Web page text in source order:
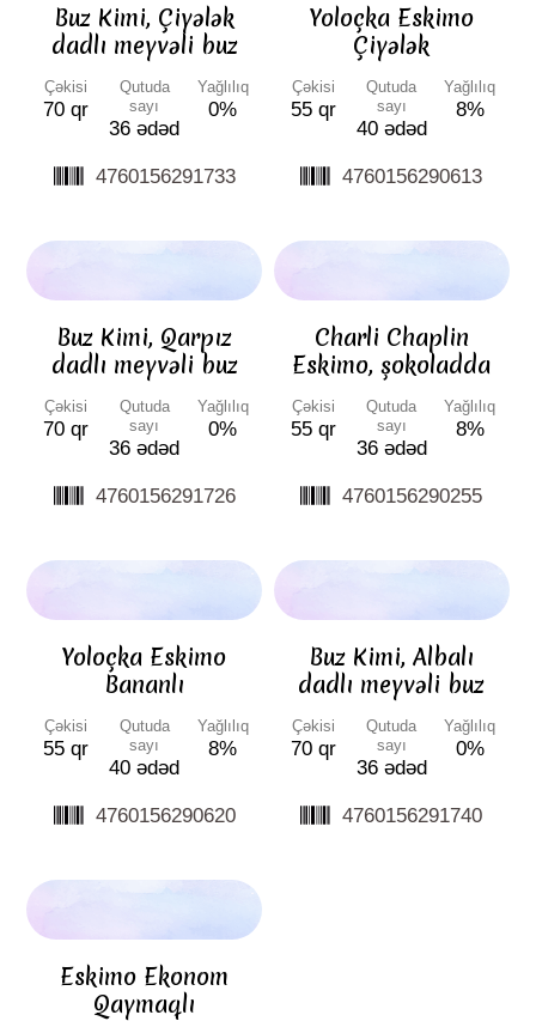
Buz Kimi, Çiyələk
dadlı meyvəli buz
Çəkisi
70 qr
Qutuda
sayı
36 ədəd
Yağlılıq
0%
4760156291733
Yoloçka Eskimo
Çiyələk
Çəkisi
55 qr
Qutuda
sayı
40 ədəd
Yağlılıq
8%
4760156290613
Buz Kimi, Qarpız
dadlı meyvəli buz
Çəkisi
70 qr
Qutuda
sayı
36 ədəd
Yağlılıq
0%
4760156291726
Charli Chaplin
Eskimo, şokoladda
Çəkisi
55 qr
Qutuda
sayı
36 ədəd
Yağlılıq
8%
4760156290255
Yoloçka Eskimo
Bananlı
Çəkisi
55 qr
Qutuda
sayı
40 ədəd
Yağlılıq
8%
4760156290620
Buz Kimi, Albalı
dadlı meyvəli buz
Çəkisi
70 qr
Qutuda
sayı
36 ədəd
Yağlılıq
0%
4760156291740
Eskimo Ekonom
Qaymaqlı